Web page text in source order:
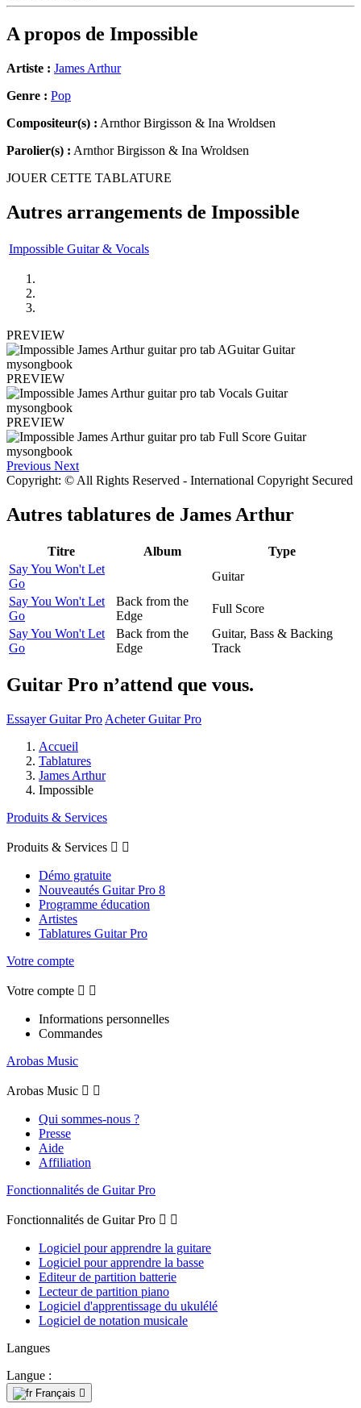
A propos de Impossible
Artiste : James Arthur
Genre : Pop
Compositeur(s) : Arnthor Birgisson & Ina Wroldsen
Parolier(s) : Arnthor Birgisson & Ina Wroldsen
JOUER CETTE TABLATURE
Autres arrangements de Impossible
Impossible Guitar & Vocals
PREVIEW
PREVIEW
PREVIEW
Previous Next
Copyright: © All Rights Reserved - International Copyright Secured
Autres tablatures de James Arthur
Titre Album
Type
Say You Won't Let
Go
Guitar
Say You Won't Let
Go
Back from the
Edge
Full Score
Say You Won't Let
Go
Back from the
Edge
Guitar, Bass & Backing
Track
Guitar Pro n’attend que vous.
Essayer Guitar Pro Acheter Guitar Pro
Accueil
Tablatures
James Arthur
Impossible
Produits & Services
Produits & Services  
Démo gratuite
Nouveautés Guitar Pro 8
Programme éducation
Artistes
Tablatures Guitar Pro
Votre compte
Votre compte  
Informations personnelles
Commandes
Arobas Music
Arobas Music  
Qui sommes-nous ?
Presse
Aide
Affiliation
Fonctionnalités de Guitar Pro
Fonctionnalités de Guitar Pro  
Logiciel pour apprendre la guitare
Logiciel pour apprendre la basse
Editeur de partition batterie
Lecteur de partition piano
Logiciel d'apprentissage du ukulélé
Logiciel de notation musicale
Langues
Langue :
Français 